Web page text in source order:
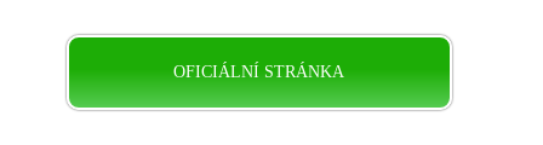
OFICIÁLNÍ STRÁNKA